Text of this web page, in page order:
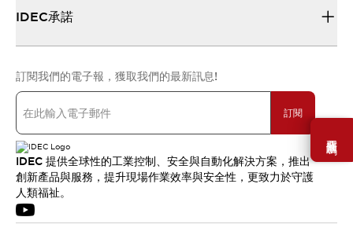
需要幫助嗎？
IDEC承諾
訂閱我們的電子報，獲取我們的最新訊息!
訂閱
IDEC 提供全球性的工業控制、安全與自動化解決方案，推出
創新產品與服務，提升現場作業效率與安全性，更致力於守護
人類福祉。